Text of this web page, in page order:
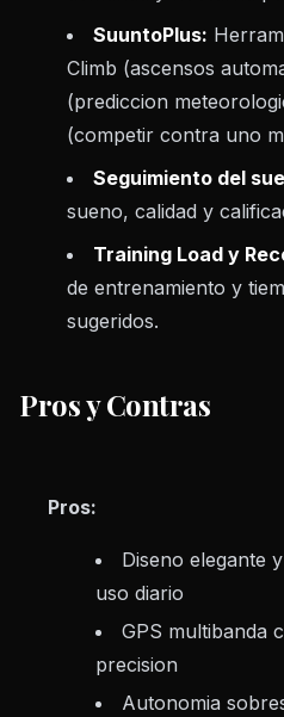
SuuntoPlus:
Climb (ascensos
(prediccion
(competir contra uno
Seguimiento del
sueno, calidad y
Training Load y
de entrenamiento y
sugeridos.
Pros y Contras
Pros:
Diseno elegante
uso diario
GPS multibanda
precision
Autonomia